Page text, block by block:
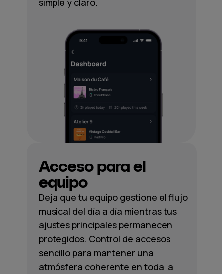
simple y claro.
Acceso para el
equipo
Deja que tu equipo gestione el flujo
musical del día a día mientras tus
ajustes principales permanecen
protegidos. Control de accesos
sencillo para mantener una
atmósfera coherente en toda la